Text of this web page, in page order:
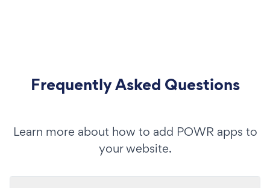
Frequently Asked Questions
Learn more about how to add POWR apps to
your website.